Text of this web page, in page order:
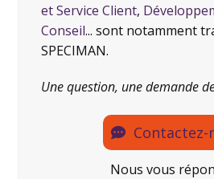
et Service Client,
Conseil... sont notamment
SPECIMAN.
Une question, une demande
Contactez-
Nous vous